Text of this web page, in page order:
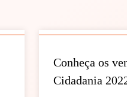
Conheça os
Cidadania